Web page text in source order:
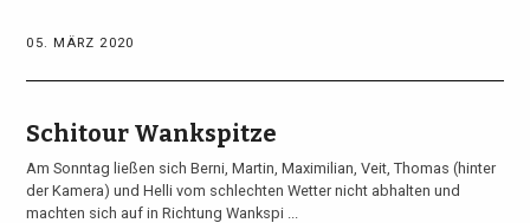
05. MÄRZ 2020
Schitour Wankspitze
Am Sonntag ließen sich Berni, Martin, Maximilian, Veit, Thomas (hinter
der Kamera) und Helli vom schlechten Wetter nicht abhalten und
machten sich auf in Richtung Wankspi ...